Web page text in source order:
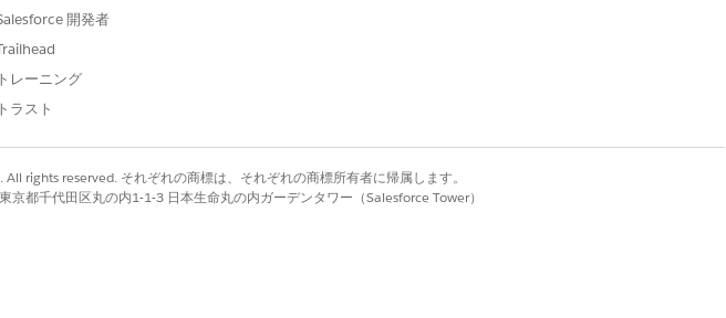
には、エージェントをサブエージェントやアクションなどのコンポーネ
開発者
トレーニング
トラスト
rights reserved. それぞれの商標は、それぞれの商標所有者に帰属します。
京都千代田区丸の内1-1-3 日本生命丸の内ガーデンタワー（Salesforce Tower）